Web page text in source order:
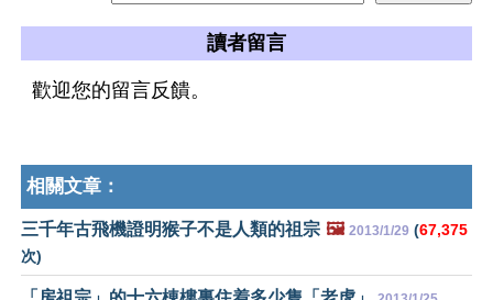
讀者留言
歡迎您的留言反饋。
相關文章：
三千年古飛機證明猴子不是人類的祖宗 🖼️ 2013/1/29 (67,375
次)